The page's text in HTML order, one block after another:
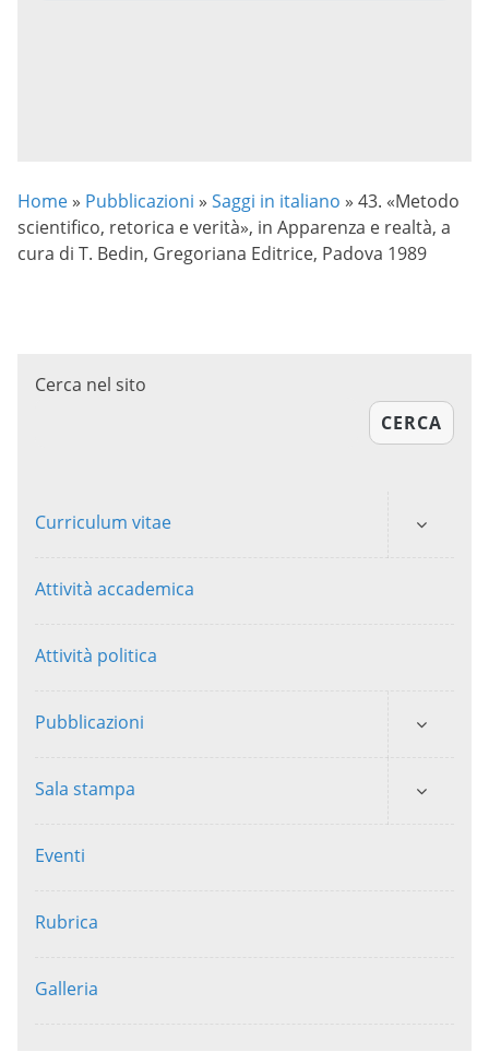
Home » Pubblicazioni » Saggi in italiano » 43. «Metodo
scientifico, retorica e verità», in Apparenza e realtà, a
cura di T. Bedin, Gregoriana Editrice, Padova 1989
Cerca nel sito
CERCA
Curriculum vitae
Attività accademica
Attività politica
Pubblicazioni
Sala stampa
Eventi
Rubrica
Galleria